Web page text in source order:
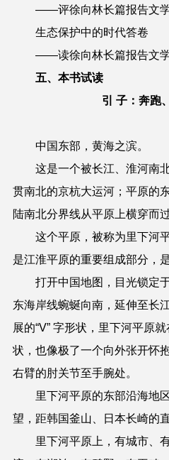
——评徐向林长篇报告文学
生态保护中的时代答卷
——读徐向林长篇报告文学
五、本书试读
引 子 ： 奔跑
中国东部，黄海之滨。
这是一个被长江、淮河南
贯南北的京杭大运河；平原的
陆南北分界线从平原上横穿而
这个平原，被称为里下河
是江淮平原的重要组成部分，
打开中国地图，目光锁定
东海岸线蜿蜒向南，延伸至长
展的“V” 字形状，里下河平原
状，也像极了一个向外张开怀
右臂的肘关节至手腕处。
里下河平原的东部沿海地
望，距韩国釜山、日本长崎的
里下河平原上 ， 有城市、